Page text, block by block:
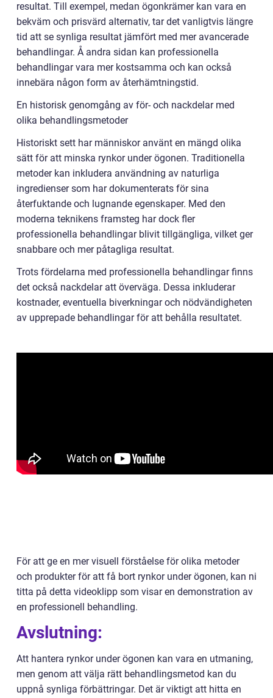
resultat. Till exempel, medan ögonkrämer kan vara en
bekväm och prisvärd alternativ, tar det vanligtvis längre
tid att se synliga resultat jämfört med mer avancerade
behandlingar. Å andra sidan kan professionella
behandlingar vara mer kostsamma och kan också
innebära någon form av återhämtningstid.
En historisk genomgång av för- och nackdelar med
olika behandlingsmetoder
Historiskt sett har människor använt en mängd olika
sätt för att minska rynkor under ögonen. Traditionella
metoder kan inkludera användning av naturliga
ingredienser som har dokumenterats för sina
återfuktande och lugnande egenskaper. Med den
moderna teknikens framsteg har dock fler
professionella behandlingar blivit tillgängliga, vilket ger
snabbare och mer påtagliga resultat.
Trots fördelarna med professionella behandlingar finns
det också nackdelar att överväga. Dessa inkluderar
kostnader, eventuella biverkningar och nödvändigheten
av upprepade behandlingar för att behålla resultatet.
För att ge en mer visuell förståelse för olika metoder
och produkter för att få bort rynkor under ögonen, kan ni
titta på detta videoklipp som visar en demonstration av
en professionell behandling.
Avslutning:
Att hantera rynkor under ögonen kan vara en utmaning,
men genom att välja rätt behandlingsmetod kan du
uppnå synliga förbättringar. Det är viktigt att hitta en